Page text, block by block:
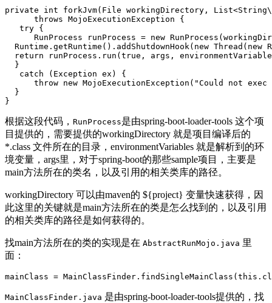
private int forkJvm( File workingDirectory , List<String
throws MojoExecutionException
{
try {
RunProcess
runProcess = new RunProcess (
Runtime . getRuntime () . addShutdownHook ( new Thread ( new
return
runProcess . run ( true , args ,
}
catch
( Exception ex )
{
throw new MojoExecutionException ( "Could not exec
}
}
根据这段代码， RunProcess是由spring-boot-loader-tools 这个项
目提供的，需要提供的workingDirectory 就是项目编译后的
*.class 文件所在的目录，environmentVariables 就是解析到的环
境变量，args里，对于spring-boot的那些sample项目，主要是
main方法所在的类名，以及引用的相关类库的路径。
workingDirectory 可以由maven的 ${project} 变量快速获得，因
此这里的关键就是main方法所在的类是怎么找到的，以及引用
的相关类库的路径是如何获得的。
找main方法所在的类的实现是在 AbstractRunMojo.java 里
面：
MainClassFinder.java 是由spring-boot-loader-tools提供的，找